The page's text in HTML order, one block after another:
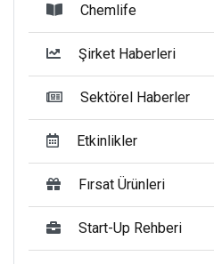
Chemlife
Şirket Haberleri
Sektörel Haberler
Etkinlikler
Fırsat Ürünleri
Start-Up Rehberi